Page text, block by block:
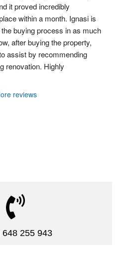
it proved incredibly
within a month. Ignasi is
buying process in as much
after buying the property,
assist by recommending
renovation. Highly
reviews

648 255 943